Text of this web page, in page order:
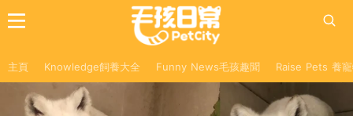
主頁 Knowledge飼養大全 Funny News毛孩趣聞 Raise Pets 養